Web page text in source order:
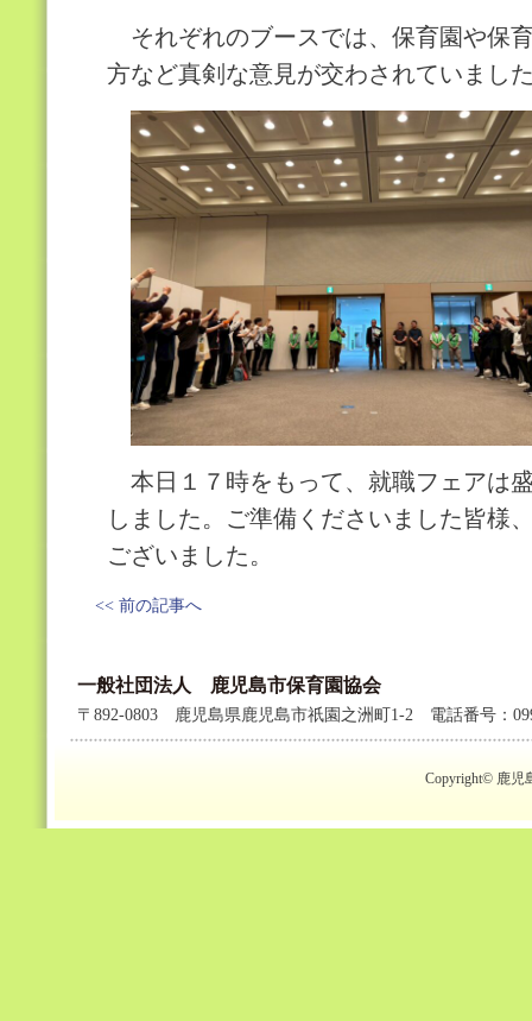
それぞれのブースでは、保育園や保
方など真剣な意見が交わされていまし
本日１７時をもって、就職フェアは
しました。ご準備くださいました皆様
ございました。
<< 前の記事へ
一般社団法人 鹿児島市保育園協会
〒892-0803 鹿児島県鹿児島市祇園之洲町1-2 電話番号：
Copyright© 鹿児